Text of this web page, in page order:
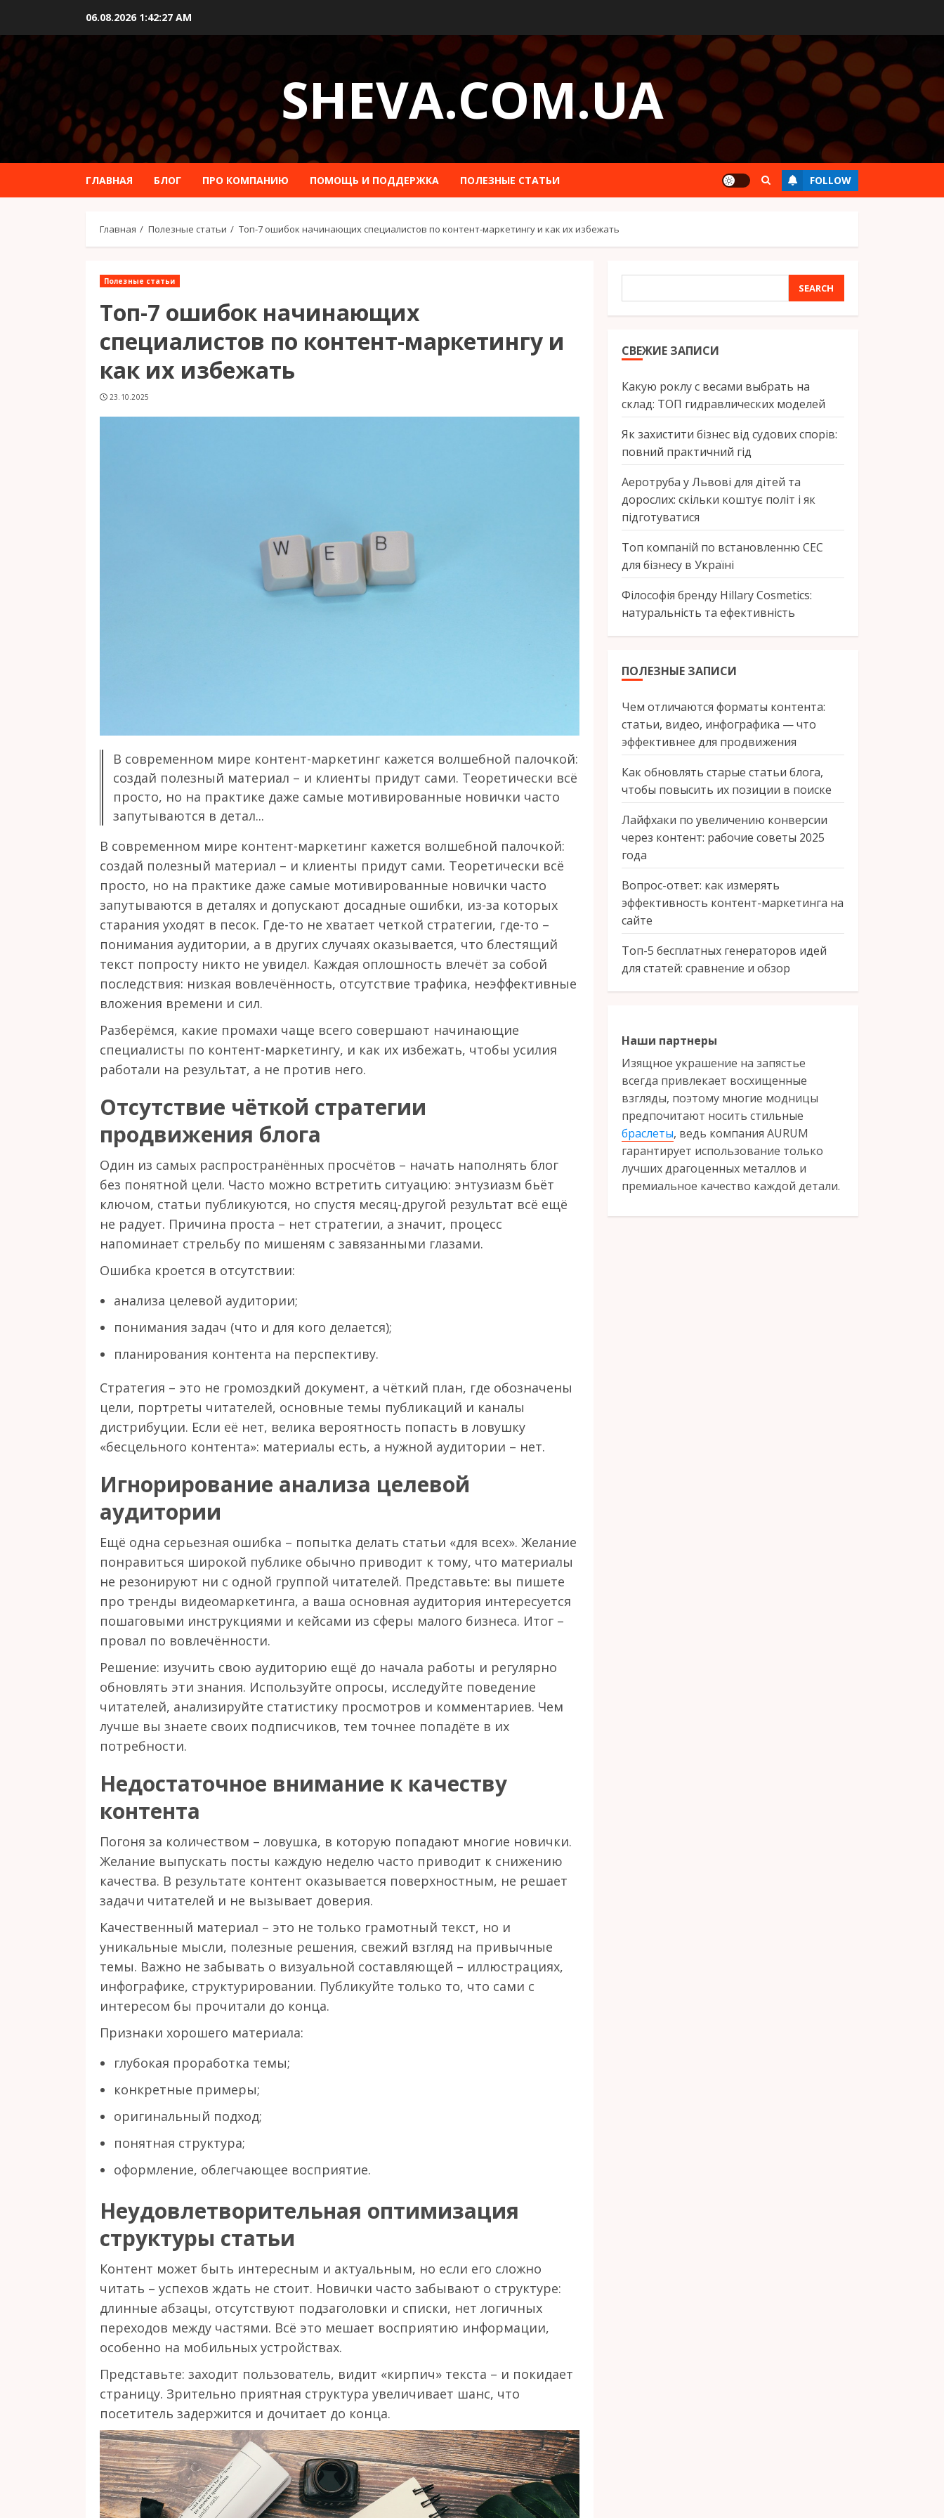
содержимому
06.08.2026 1:42:28 AM
SHEVA.COM.UA
ГЛАВНАЯ БЛОГ ПРО КОМПАНИЮ ПОМОЩЬ И ПОДДЕРЖКА ПОЛЕЗНЫЕ СТАТЬИ FOLLOW
Главная Полезные статьи Топ-7 ошибок начинающих специалистов по контент-маркетингу и как их избежать
Полезные статьи
Топ-7 ошибок начинающих
специалистов по контент-маркетингу и
как их избежать
23.10.2025
В современном мире контент-маркетинг кажется волшебной палочкой:
создай полезный материал – и клиенты придут сами. Теоретически всё
просто, но на практике даже самые мотивированные новички часто
запутываются в детал...
В современном мире контент-маркетинг кажется волшебной палочкой:
создай полезный материал – и клиенты придут сами. Теоретически всё
просто, но на практике даже самые мотивированные новички часто
запутываются в деталях и допускают досадные ошибки, из-за которых
старания уходят в песок. Где-то не хватает четкой стратегии, где-то –
понимания аудитории, а в других случаях оказывается, что блестящий
текст попросту никто не увидел. Каждая оплошность влечёт за собой
последствия: низкая вовлечённость, отсутствие трафика, неэффективные
вложения времени и сил.
Разберёмся, какие промахи чаще всего совершают начинающие
специалисты по контент-маркетингу, и как их избежать, чтобы усилия
работали на результат, а не против него.
Отсутствие чёткой стратегии
продвижения блога
Один из самых распространённых просчётов – начать наполнять блог
без понятной цели. Часто можно встретить ситуацию: энтузиазм бьёт
ключом, статьи публикуются, но спустя месяц-другой результат всё ещё
не радует. Причина проста – нет стратегии, а значит, процесс
напоминает стрельбу по мишеням с завязанными глазами.
Ошибка кроется в отсутствии:
анализа целевой аудитории;
понимания задач (что и для кого делается);
планирования контента на перспективу.
Стратегия – это не громоздкий документ, а чёткий план, где обозначены
цели, портреты читателей, основные темы публикаций и каналы
дистрибуции. Если её нет, велика вероятность попасть в ловушку
«бесцельного контента»: материалы есть, а нужной аудитории – нет.
Игнорирование анализа целевой
аудитории
Ещё одна серьезная ошибка – попытка делать статьи «для всех». Желание
понравиться широкой публике обычно приводит к тому, что материалы
не резонируют ни с одной группой читателей. Представьте: вы пишете
про тренды видеомаркетинга, а ваша основная аудитория интересуется
пошаговыми инструкциями и кейсами из сферы малого бизнеса. Итог –
провал по вовлечённости.
Решение: изучить свою аудиторию ещё до начала работы и регулярно
обновлять эти знания. Используйте опросы, исследуйте поведение
читателей, анализируйте статистику просмотров и комментариев. Чем
лучше вы знаете своих подписчиков, тем точнее попадёте в их
потребности.
Недостаточное внимание к качеству
контента
Погоня за количеством – ловушка, в которую попадают многие новички.
Желание выпускать посты каждую неделю часто приводит к снижению
качества. В результате контент оказывается поверхностным, не решает
задачи читателей и не вызывает доверия.
Качественный материал – это не только грамотный текст, но и
уникальные мысли, полезные решения, свежий взгляд на привычные
темы. Важно не забывать о визуальной составляющей – иллюстрациях,
инфографике, структурировании. Публикуйте только то, что сами с
интересом бы прочитали до конца.
Признаки хорошего материала:
глубокая проработка темы;
конкретные примеры;
оригинальный подход;
понятная структура;
оформление, облегчающее восприятие.
Неудовлетворительная оптимизация
структуры статьи
Контент может быть интересным и актуальным, но если его сложно
читать – успехов ждать не стоит. Новички часто забывают о структуре:
длинные абзацы, отсутствуют подзаголовки и списки, нет логичных
переходов между частями. Всё это мешает восприятию информации,
особенно на мобильных устройствах.
Представьте: заходит пользователь, видит «кирпич» текста – и покидает
страницу. Зрительно приятная структура увеличивает шанс, что
посетитель задержится и дочитает до конца.
SEARCH
СВЕЖИЕ ЗАПИСИ
Какую роклу с весами выбрать на
склад: ТОП гидравлических моделей
Як захистити бізнес від судових спорів:
повний практичний гід
Аеротруба у Львові для дітей та
дорослих: скільки коштує політ і як
підготуватися
Топ компаній по встановленню СЕС
для бізнесу в Україні
Філософія бренду Hillary Cosmetics:
натуральність та ефективність
ПОЛЕЗНЫЕ ЗАПИСИ
Чем отличаются форматы контента:
статьи, видео, инфографика — что
эффективнее для продвижения
Как обновлять старые статьи блога,
чтобы повысить их позиции в поиске
Лайфхаки по увеличению конверсии
через контент: рабочие советы 2025
года
Вопрос-ответ: как измерять
эффективность контент-маркетинга на
сайте
Топ-5 бесплатных генераторов идей
для статей: сравнение и обзор
Наши партнеры
Изящное украшение на запястье
всегда привлекает восхищенные
взгляды, поэтому многие модницы
предпочитают носить стильные
браслеты, ведь компания AURUM
гарантирует использование только
лучших драгоценных металлов и
премиальное качество каждой детали.